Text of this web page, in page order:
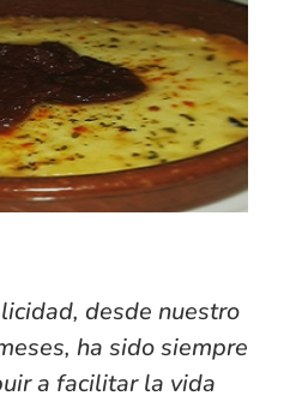
desde nuestro
ha sido siempre
a facilitar la vida